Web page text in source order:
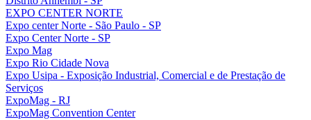
EXPO CENTER NORTE
Expo center Norte - São Paulo - SP
Expo Center Norte - SP
Expo Mag
Expo Rio Cidade Nova
Expo Usipa - Exposição Industrial, Comercial e de Prestação de
Serviços
ExpoMag - RJ
ExpoMag Convention Center